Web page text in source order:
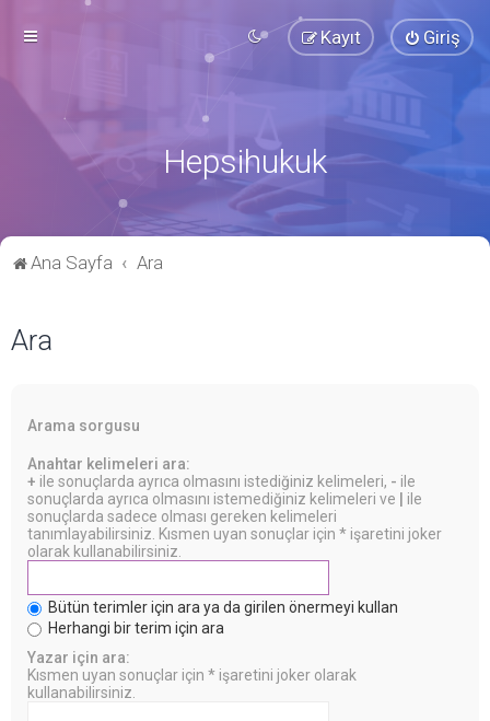
Giriş
Kayıt
Hepsihukuk
Ana Sayfa Ara
Ara
Arama sorgusu
Anahtar kelimeleri ara:
+ ile sonuçlarda ayrıca olmasını istediğiniz kelimeleri, - ile
sonuçlarda ayrıca olmasını istemediğiniz kelimeleri ve
ile
sonuçlarda sadece olması gereken kelimeleri
tanımlayabilirsiniz. Kısmen uyan sonuçlar için * işaretini joker
olarak kullanabilirsiniz.
Bütün terimler için ara ya da girilen önermeyi kullan
Herhangi bir terim için ara
Yazar için ara:
Kısmen uyan sonuçlar için * işaretini joker olarak
kullanabilirsiniz.